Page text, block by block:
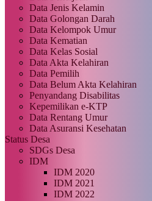
Data Jenis Kelamin
Data Golongan Darah
Data Kelompok Umur
Data Kematian
Data Kelas Sosial
Data Akta Kelahiran
Data Pemilih
Data Belum Akta Kelahiran
Penyandang Disabilitas
Kepemilikan e-KTP
Data Rentang Umur
Data Asuransi Kesehatan
Status Desa
SDGs Desa
IDM
IDM 2020
IDM 2021
IDM 2022